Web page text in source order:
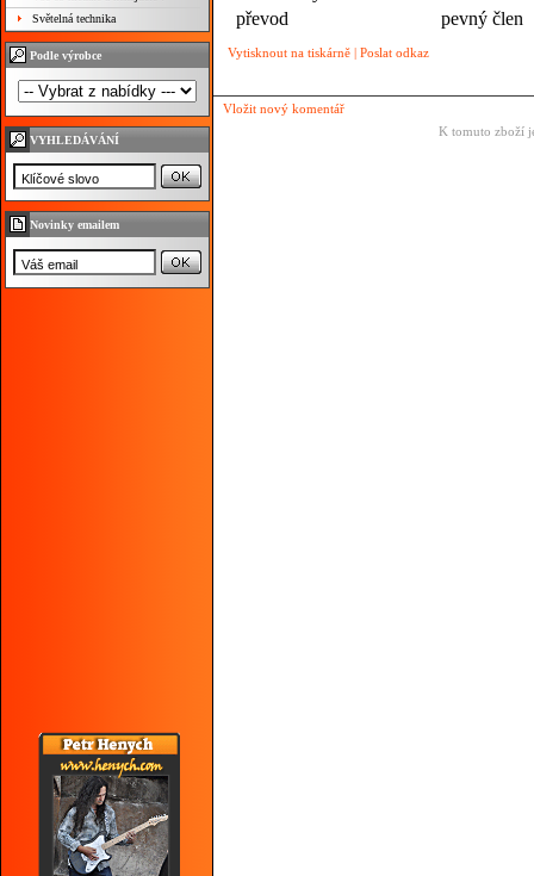
Světelná technika
Podle výrobce
VYHLEDÁVÁNÍ
Novinky emailem
převod
pevný člen
Vytisknout na tiskárně | Poslat odkaz
Vložit nový komentář
K tomuto zboží